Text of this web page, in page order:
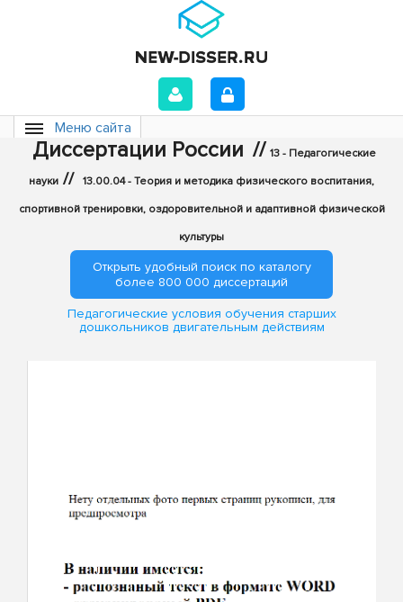
Меню сайта
Диссертации России // 13 - Педагогические
науки // 13.00.04 - Теория и методика физического воспитания,
спортивной тренировки, оздоровительной и адаптивной физической
культуры
Открыть удобный поиск по каталогу
более 800 000 диссертаций
Педагогические условия обучения старших
дошкольников двигательным действиям